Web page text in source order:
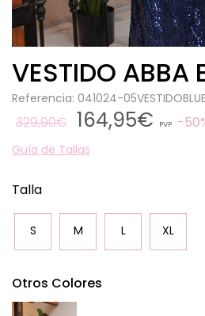
VESTIDO ABBA
Referencia: 041024-05VESTIDOBLUE
329,90€ 164,95€ PVP
Guía de Tallas
Talla
S M L XL
Otros Colores